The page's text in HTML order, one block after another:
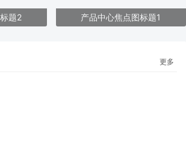
题2 产品中心焦点图标题1
更多